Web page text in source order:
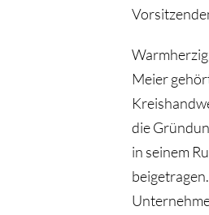
Meier
die
in seinem